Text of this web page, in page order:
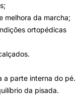
melhora da marcha;
ortopédicas
a parte interna do pé.
da pisada.